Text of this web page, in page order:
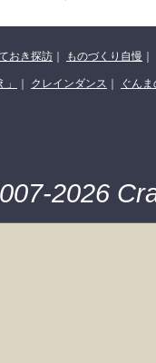
おき探訪 ｜ ものづくり自慢 ｜
｜ クレインダンス ｜ ぐん
2026